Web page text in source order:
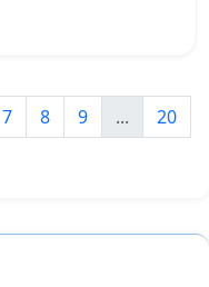
7 8 9 ...
20